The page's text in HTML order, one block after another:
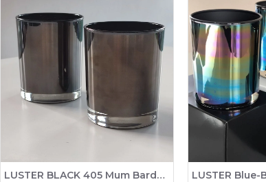
LUSTER BLACK 405 Mum Bardağı, 245cc , 6 Adet